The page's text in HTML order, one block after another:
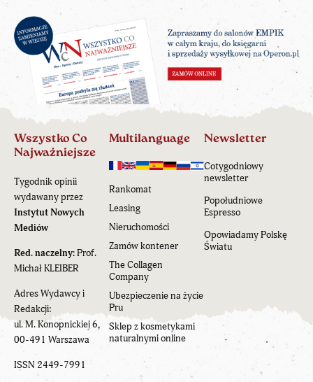
Wszystko Co
Najważniejsze
Tygodnik opinii
wydawany przez
Instytut Nowych
Mediów
Red. naczelny:Prof.
Michał KLEIBER
Adres Wydawcy i
Redakcji:
ul. M. Konopnickiej 6,
00-491 Warszawa
ISSN 2449-7991
Multilanguage
Rankomat
Leasing
Nieruchomości
Zamów kontener
The Collagen
Company
Ubezpieczenie na życie
Pru
Sklep z kosmetykami
naturalnymi online
Newsletter
Cotygodniowy
newsletter
Popołudniowe
Espresso
Opowiadamy Polskę
Światu